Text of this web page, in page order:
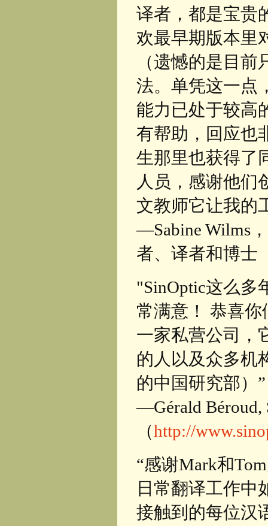
译者，都是宝贵
欢最早期版本里
（遗憾的是目
法。单凭这一点
能力已处于较高
有帮助，回应也
生那里也获得了
人员，感谢他们
文教师它让我的
—Sabine Wilms
者、译者和博士
"SinOptic这么多
常满意！ 恭喜
一家私营公司，
的人以及众多机
的中国研究部）”
—Gérald
（http://
“感谢Mark和
日常翻译工作中
接触到的每位汉